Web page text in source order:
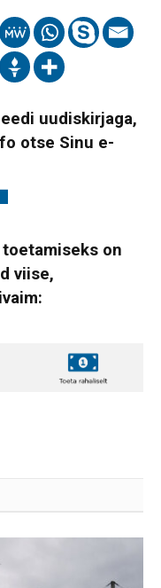
uudiskirjaga,
otse Sinu e-
on
viise,